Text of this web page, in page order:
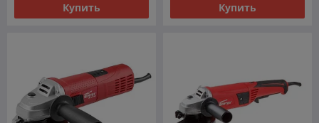
Купить Купить